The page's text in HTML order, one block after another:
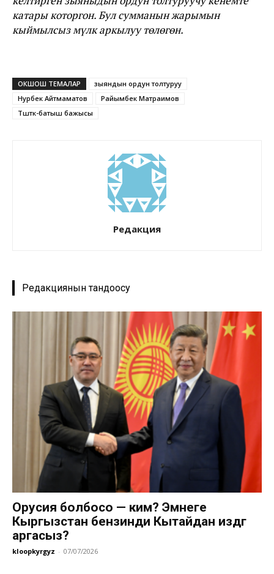
катары которгон. Бул сумманын жарымын
кыймылсыз мүлк аркылуу төлөгөн.
ОКШОШ ТЕМАЛАР
зыяндын ордун толтуруу
Нурбек Айтмаматов
Райымбек Матраимов
Түштүк-батыш бажысы
Редакция
Редакциянын тандоосу
Орусия болбосо — ким? Эмнеге
Кыргызстан бензинди Кытайдан издөөгө
аргасыз?
kloopkyrgyz - 07/07/2026